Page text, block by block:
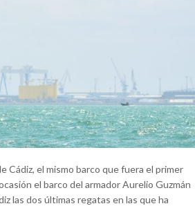
Cádiz, el mismo barco que fuera el primer
el barco del armador Aurelio Guzmán
las dos últimas regatas en las que ha